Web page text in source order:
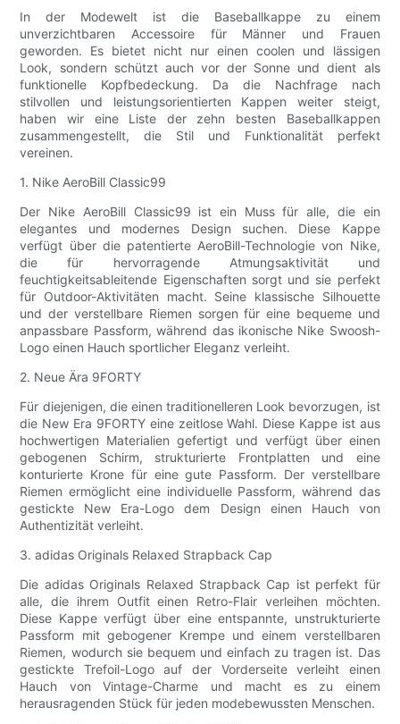
In der Modewelt ist die Baseballkappe zu einem
unverzichtbaren Accessoire für Männer und Frauen
geworden. Es bietet nicht nur einen coolen und lässigen
Look, sondern schützt auch vor der Sonne und dient als
funktionelle Kopfbedeckung. Da die Nachfrage nach
stilvollen und leistungsorientierten Kappen weiter steigt,
haben wir eine Liste der zehn besten Baseballkappen
zusammengestellt, die Stil und Funktionalität perfekt
vereinen.
1. Nike AeroBill Classic99
Der Nike AeroBill Classic99 ist ein Muss für alle, die ein
elegantes und modernes Design suchen. Diese Kappe
verfügt über die patentierte AeroBill-Technologie von Nike,
die für hervorragende Atmungsaktivität und
feuchtigkeitsableitende Eigenschaften sorgt und sie perfekt
für Outdoor-Aktivitäten macht. Seine klassische Silhouette
und der verstellbare Riemen sorgen für eine bequeme und
anpassbare Passform, während das ikonische Nike Swoosh-
Logo einen Hauch sportlicher Eleganz verleiht.
2. Neue Ära 9FORTY
Für diejenigen, die einen traditionelleren Look bevorzugen, ist
die New Era 9FORTY eine zeitlose Wahl. Diese Kappe ist aus
hochwertigen Materialien gefertigt und verfügt über einen
gebogenen Schirm, strukturierte Frontplatten und eine
konturierte Krone für eine gute Passform. Der verstellbare
Riemen ermöglicht eine individuelle Passform, während das
gestickte New Era-Logo dem Design einen Hauch von
Authentizität verleiht.
3. adidas Originals Relaxed Strapback Cap
Die adidas Originals Relaxed Strapback Cap ist perfekt für
alle, die ihrem Outfit einen Retro-Flair verleihen möchten.
Diese Kappe verfügt über eine entspannte, unstrukturierte
Passform mit gebogener Krempe und einem verstellbaren
Riemen, wodurch sie bequem und einfach zu tragen ist. Das
gestickte Trefoil-Logo auf der Vorderseite verleiht einen
Hauch von Vintage-Charme und macht es zu einem
herausragenden Stück für jeden modebewussten Menschen.